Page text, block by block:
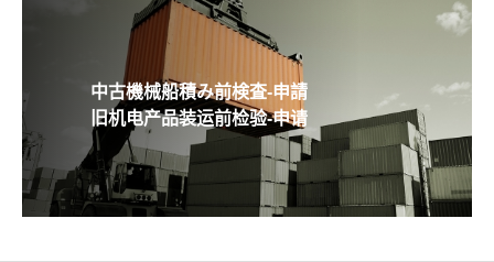
中古機械船積み前検査-申請
旧机电产品装运前检验-申请